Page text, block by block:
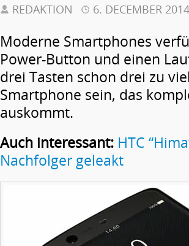
REDAKTION 6. DECEMBER 2014
Moderne Smartphones
Power-Button und einen
drei Tasten schon drei zu
Smartphone sein, das
auskommt.
Auch interessant: HTC
Nachfolger geleakt